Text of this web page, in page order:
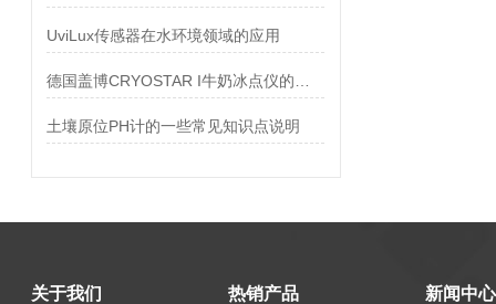
UviLux传感器在水环境领域的应用
土壤原位PH计的一些常见知识点说明
关于我们 热销产品 新闻中心